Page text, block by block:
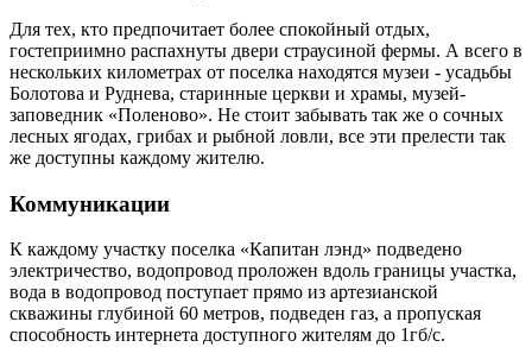
Для тех, кто предпочитает более спокойный отдых,
гостеприимно распахнуты двери страусиной фермы. А всего в
нескольких километрах от поселка находятся музеи - усадьбы
Болотова и Руднева, старинные церкви и храмы, музей-
заповедник «Поленово». Не стоит забывать так же о сочных
лесных ягодах, грибах и рыбной ловли, все эти прелести так
же доступны каждому жителю.
Коммуникации
К каждому участку поселка «Капитан лэнд» подведено
электричество, водопровод проложен вдоль границы участка,
вода в водопровод поступает прямо из артезианской
скважины глубиной 60 метров, подведен газ, а пропуская
способность интернета доступного жителям до 1гб/с.